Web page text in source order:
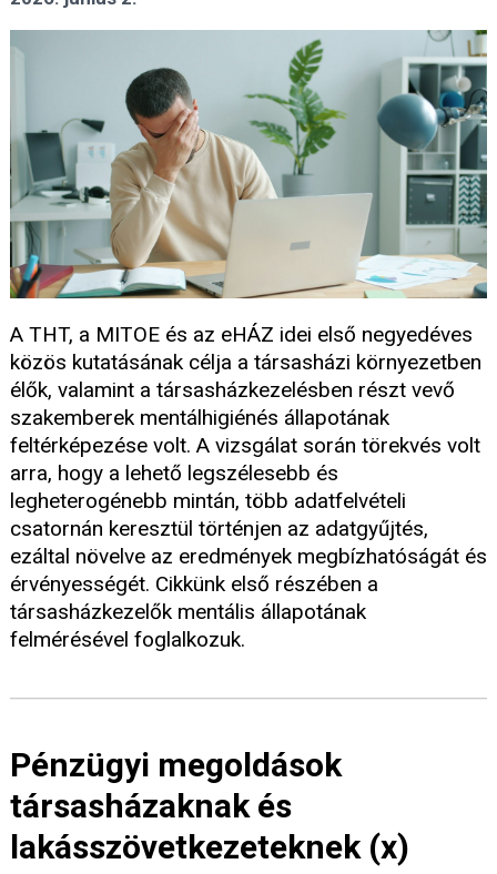
A THT, a MITOE és az eHÁZ idei első negyedéves
közös kutatásának célja a társasházi környezetben
élők, valamint a társasházkezelésben részt vevő
szakemberek mentálhigiénés állapotának
feltérképezése volt. A vizsgálat során törekvés volt
arra, hogy a lehető legszélesebb és
legheterogénebb mintán, több adatfelvételi
csatornán keresztül történjen az adatgyűjtés,
ezáltal növelve az eredmények megbízhatóságát és
érvényességét. Cikkünk első részében a
társasházkezelők mentális állapotának
felmérésével foglalkozuk.
Pénzügyi megoldások
társasházaknak és
lakásszövetkezeteknek (x)